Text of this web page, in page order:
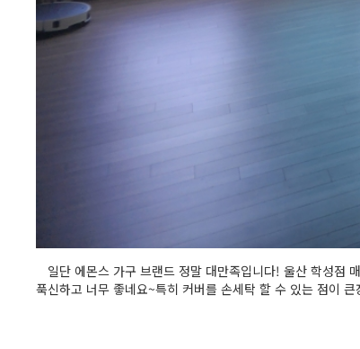
일단 에몬스 가구 브랜드 정말 대만족입니다! 울산 학성점
푹신하고 너무 좋네요~특히 커버를 손세탁 할 수 있는 점이